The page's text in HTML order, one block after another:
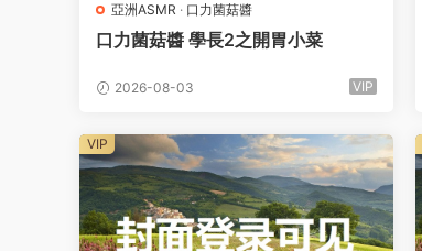
亞洲ASMR · 口力菌菇醬
口力菌菇醬 學長2之開胃小菜
2026-08-03 VIP
VIP